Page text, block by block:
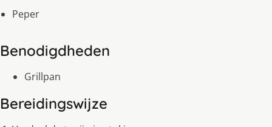
Peper
Benodigdheden
Grillpan
Bereidingswijze